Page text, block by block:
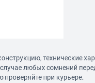
технические
любых сомнений
при курьере.